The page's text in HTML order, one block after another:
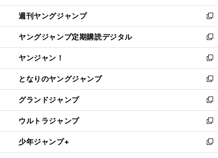
開
く
ウ
で
開
く
ン
ド
ウ
で
開
く
ウ
ィ
ン
ド
ウ
で
開
く
週刊ヤングジャンプ
新
し
い
ウ
ィ
ン
ド
ウ
で
開
く
ヤングジャンプ定期購読デジタル
新
し
い
ウ
ィ
ン
ド
ウ
で
開
く
ヤンジャン！
新
し
い
ウ
ィ
ン
ド
ウ
で
開
となりのヤングジャンプ
新
し
い
ウ
ィ
ン
ド
ウ
グランドジャンプ
新
し
い
ウ
ィ
ン
ウルトラジャンプ
新
し
い
ウ
少年ジャンプ+
新
し